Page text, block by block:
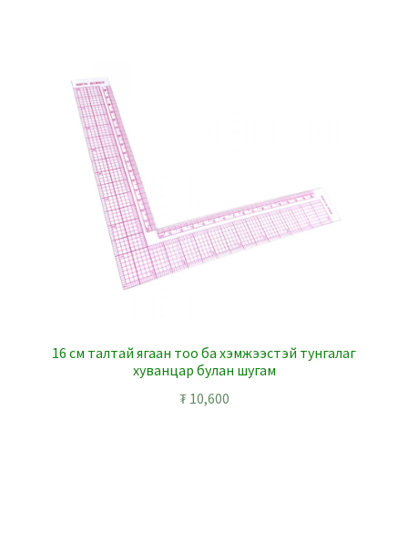
16 см талтай ягаан тоо ба хэмжээстэй тунгалаг
хуванцар булан шугам
₮10,600